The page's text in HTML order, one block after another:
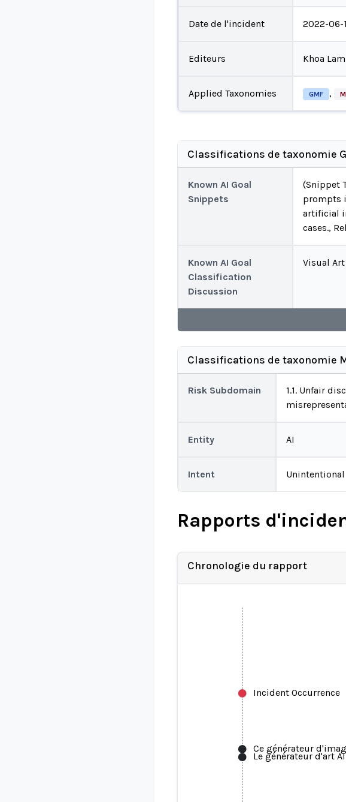
Date de l'incident 2022-06-
Editeurs Khoa Lam
Applied Taxonomies GMF ,
Classifications de taxonomie
Known AI Goal
Snippets
(Snippet
prompts
artificial
cases.,
Known AI Goal
Classification
Discussion
Visual
Classifications de taxonomie
Risk Subdomain
1.1. Unfair
Entity AI
Intent Unintentional
Rapports
Chronologie du rapport
Incident Occurrence
Ce générateur
Le générateur d'art